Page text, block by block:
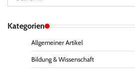
for:
Kategorien
Allgemeiner Artikel
Bildung & Wissenschaft